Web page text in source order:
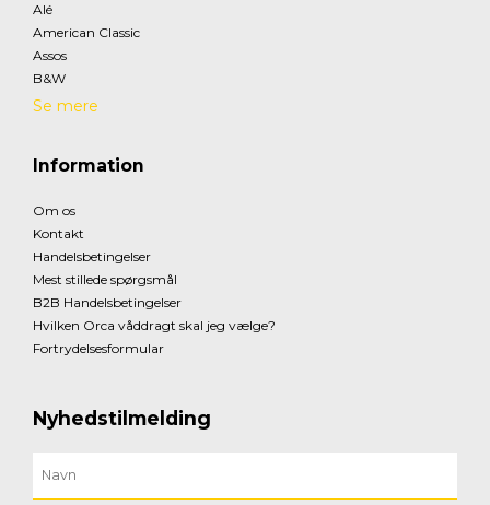
Alé
American Classic
Assos
B&W
Se mere
Information
Om os
Kontakt
Handelsbetingelser
Mest stillede spørgsmål
B2B Handelsbetingelser
Hvilken Orca våddragt skal jeg vælge?
Fortrydelsesformular
Nyhedstilmelding